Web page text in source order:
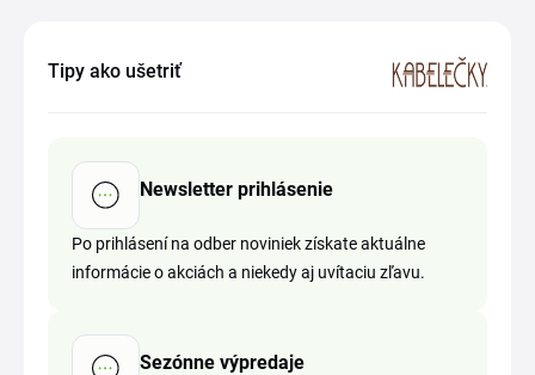
Tipy ako ušetriť
Newsletter prihlásenie
Po prihlásení na odber noviniek získate aktuálne
informácie o akciách a niekedy aj uvítaciu zľavu.
Sezónne výpredaje